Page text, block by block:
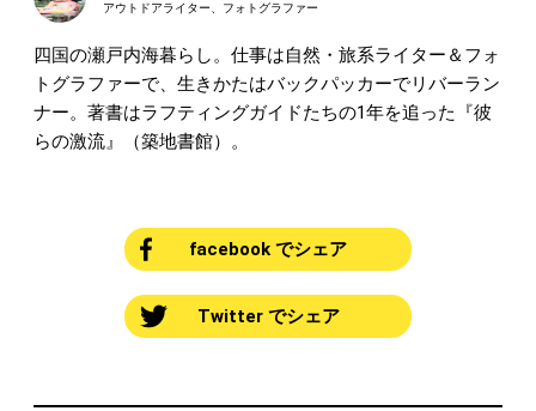
アウトドアライター、フォトグラファー
四国の瀬戸内海暮らし。仕事は自然・旅系ライター＆フォ
トグラファーで、生きかたはバックパッカーでリバーラン
ナー。著書はラフティングガイドたちの1年を追った『彼
らの激流』（築地書館）。
facebook でシェア
Twitter でシェア